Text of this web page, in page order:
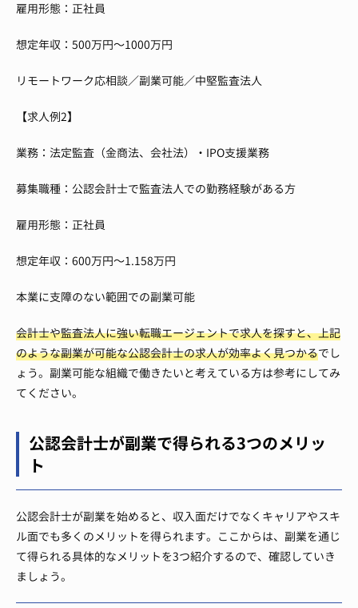
雇用形態：正社員
想定年収：500万円～1000万円
リモートワーク応相談／副業可能／中堅監査法人
【求人例2】
業務：法定監査（金商法、会社法）・IPO支援業務
募集職種：公認会計士で監査法人での勤務経験がある方
雇用形態：正社員
想定年収：600万円～1.158万円
本業に支障のない範囲での副業可能
会計士や監査法人に強い転職エージェントで求人を探すと、上記
のような副業が可能な公認会計士の求人が効率よく見つかるでし
ょう。副業可能な組織で働きたいと考えている方は参考にしてみ
てください。
公認会計士が副業で得られる3つのメリッ
ト
公認会計士が副業を始めると、収入面だけでなくキャリアやスキ
ル面でも多くのメリットを得られます。ここからは、副業を通じ
て得られる具体的なメリットを3つ紹介するので、確認していき
ましょう。